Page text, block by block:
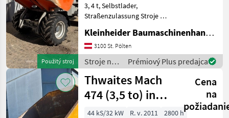
Použitý stroj
3, 4 t, Selbstlader,
Straßenzulassung Stroje na
Kleinheider Baumaschinenhandel GmbH.
3100 St. Pölten
Stroje na
stavbu /
Paus
Prémiový Plus predajca
Thwaites Mach
474 (3,5 to) inkl.
EZG
Cena
na
44 kS/32 kW R. v. 2011
2800 h